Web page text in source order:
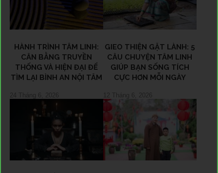
HÀNH TRÌNH TÂM LINH:
CÂN BẰNG TRUYỀN
THỐNG VÀ HIỆN ĐẠI ĐỂ
TÌM LẠI BÌNH AN NỘI TÂM
24 Tháng 6, 2026
GIEO THIỆN GẶT LÀNH: 5
CÂU CHUYỆN TÂM LINH
GIÚP BẠN SỐNG TÍCH
CỰC HƠN MỖI NGÀY
12 Tháng 6, 2026